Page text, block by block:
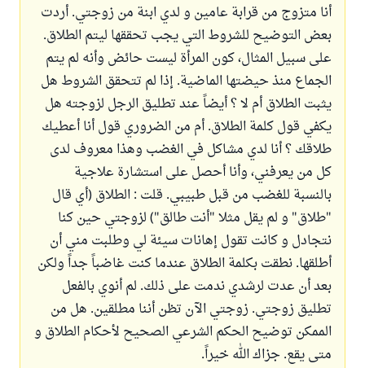
أنا متزوج من قرابة عامين و لدي ابنة من زوجتي. أردت
بعض التوضيح للشروط التي يجب تحققها ليتم الطلاق.
على سبيل المثال، كون المرأة ليست حائض وأنه لم يتم
الجماع منذ حيضتها الماضية. إذا لم تتحقق الشروط هل
يثبت الطلاق أم لا ؟ أيضاً عند تطليق الرجل لزوجته هل
يكفي قول كلمة الطلاق. أم من الضروري قول أنا أعطيك
طلاقك ؟ أنا لدي مشاكل في الغضب وهذا معروف لدى
كل من يعرفني، وأنا أحصل على استشارة علاجية
بالنسبة للغضب من قبل طبيبي. قلت : الطلاق (أي قال
"طلاق" و لم يقل مثلا "أنت طالق") لزوجتي حين كنا
نتجادل و كانت تقول إهانات سيئة لي وطلبت مني أن
أطلقها. نطقت بكلمة الطلاق عندما كنت غاضباً جداً ولكن
بعد أن عدت لرشدي ندمت على ذلك. لم أنوي بالفعل
تطليق زوجتي. زوجتي الآن تظن أننا مطلقين. هل من
الممكن توضيح الحكم الشرعي الصحيح لأحكام الطلاق و
متى يقع. جزاك الله خيراً.